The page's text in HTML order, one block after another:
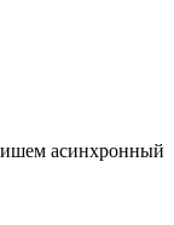
асинхронный